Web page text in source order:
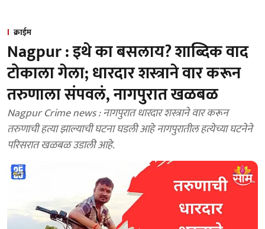
क्राईम
Nagpur : इथे का बसलाय? शाब्दिक वाद
टोकाला गेला; धारदार शस्त्राने वार करून
तरुणाला संपवलं, नागपुरात खळबळ
Nagpur Crime news : नागपुरात धारदार शस्त्राने वार करून
तरुणाची हत्या झाल्याची घटना घडली आहे नागपुरातील हत्येच्या घटनेने
परिसरात खळबळ उडाली आहे.